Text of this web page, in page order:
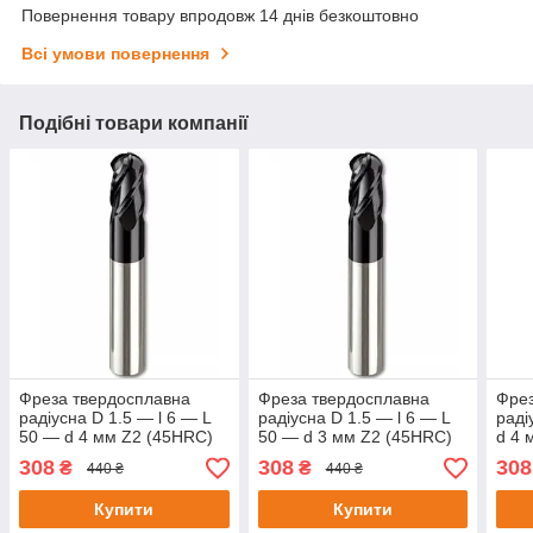
Повернення товару впродовж 14 днів безкоштовно
Всі умови повернення
Подібні товари компанії
Фреза твердосплавна
радіусна D 1.5 — l 6 — L
50 — d 4 мм Z2 (45HRC)
308 ₴ 440 ₴
Купити
Фреза твердосплавна
радіусна D 1.5 — l 6 — L
50 — d 3 мм Z2 (45HRC)
308₴ 440 ₴
Купити
d 4
308